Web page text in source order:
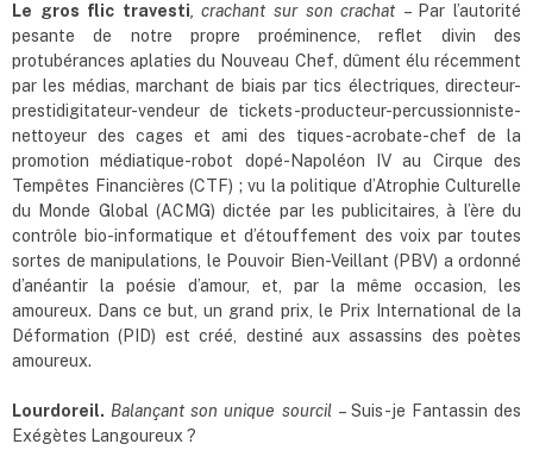
Le gros flic travesti , crachant sur son crachat – Par l’autorité
pesante de notre propre proéminence, reflet divin des
protubérances aplaties du Nouveau Chef, dûment élu récemment
par les médias, marchant de biais par tics électriques, directeur-
prestidigitateur-vendeur de tickets-producteur-percussionniste-
nettoyeur des cages et ami des tiques-acrobate-chef de la
promotion médiatique-robot dopé-Napoléon IV au Cirque des
Tempêtes Financières (CTF) ; vu la politique d’Atrophie Culturelle
du Monde Global (ACMG) dictée par les publicitaires, à l’ère du
contrôle bio-informatique et d’étouffement des voix par toutes
sortes de manipulations, le Pouvoir Bien-Veillant (PBV) a ordonné
d’anéantir la poésie d’amour, et, par la même occasion, les
amoureux. Dans ce but, un grand prix, le Prix International de la
Déformation (PID) est créé, destiné aux assassins des poètes
amoureux.
Lourdoreil. Balançant son unique sourcil– Suis-je Fantassin des
Exégètes Langoureux ?